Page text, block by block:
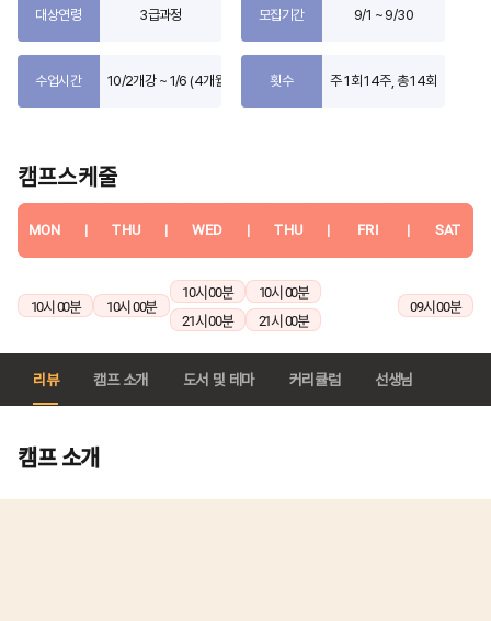
대상연령 3급과정 모집기간 9/1 ~ 9/30
수업시간 10/2개강 ~ 1/6 (4개월) 횟수 주 1회 14주, 총 14회
캠프스케줄
MON | THU | WED | THU | FRI | SAT
10시 00분 10시 00분
10시 00분
21시 00분
10시 00분
21시 00분
09시 00분
리뷰 캠프 소개 도서 및 테마 커리큘럼 선생님
캠프 소개